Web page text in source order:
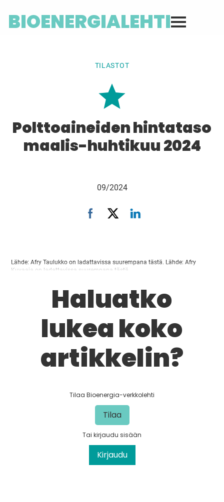
BIOENERGIALEHTI
TILASTOT
Polttoaineiden hintataso
maalis-huhtikuu 2024
09/2024
Lähde: Afry Taulukko on ladattavissa suurempana tästä. Lähde: Afry
Kuvaaja on ladattavissa suurempana tästä.
Haluatko
lukea koko
artikkelin?
Tilaa Bioenergia-verkkolehti
Tilaa
Tai kirjaudu sisään
Kirjaudu